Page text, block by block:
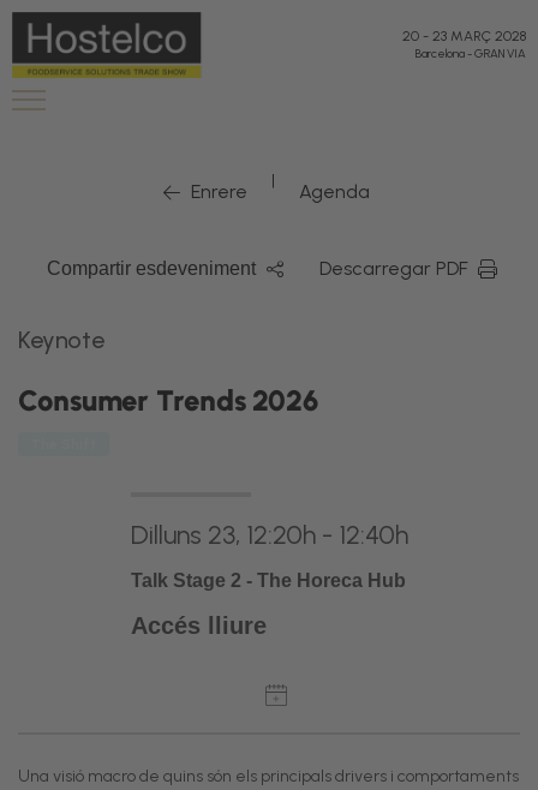
20 - 23 MARÇ 2028
Barcelona-GRAN VIA
Enrere | Agenda
Compartir esdeveniment Descarregar PDF
Keynote
Consumer Trends 2026
Dilluns 23, 12:20h - 12:40h
Talk Stage 2 - The Horeca Hub
Accés lliure
Una visió macro de quins són els principals drivers i comportaments